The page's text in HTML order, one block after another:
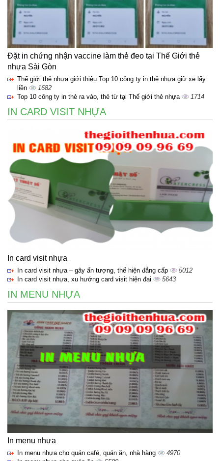
Đặt in chứng nhận vaccine làm thẻ đeo tại Thế Giới thẻ
nhựa Sài Gòn
Thế giới thẻ nhựa giới thiệu Top 10 công ty in thẻ nhựa giữ xe lấy
liền
1682
Top 10 công ty in thẻ ra vào, thẻ từ tại Thế giới thẻ nhựa
1714
IN CARD VISIT NHỰA
In card visit nhựa
In card visit nhựa – gây ấn tượng, thể hiện đẳng cấp
5012
In card visit nhựa, xu hướng card visit hiện đại
5643
IN MENU NHỰA
In menu nhựa
In menu nhựa cho quán café, quán ăn, nhà hàng
4970